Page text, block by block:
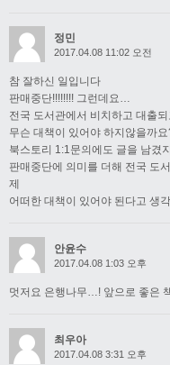
정민
2017.04.08 11:02 오전
참 잘하신 일입니다
판매중단!!!!!!!! 그런데요…
전국 도서관에서 비치하고 대출
무슨 대책이 있어야 하지않을까
북스토리 1:1문의에도 글을 남겼
판매중단에 의미를 더해 전국 도
제
어떠한 대책이 있어야 된다고 생
안윤수
2017.04.08 1:03 오후
멋저요 은행나무…! 앞으로 좋은
최우아
2017.04.08 3:31 오후